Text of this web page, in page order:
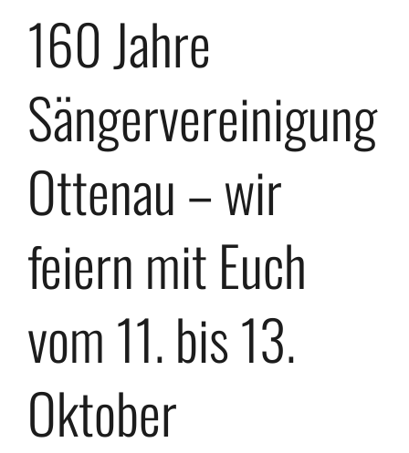
160 Jahre
Sängervereinigung
Ottenau – wir
feiern mit Euch
vom 11. bis 13.
Oktober